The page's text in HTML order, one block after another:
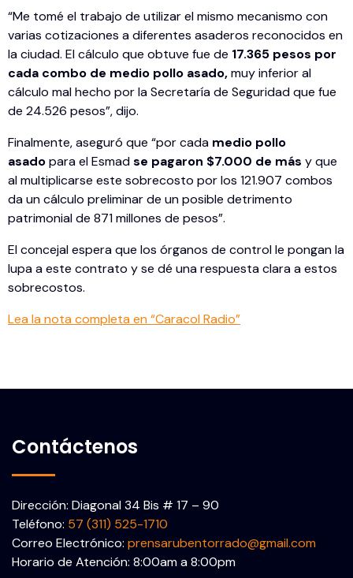
“Me tomé el trabajo de utilizar el mismo mecanismo con
varias cotizaciones a diferentes asaderos reconocidos en
la ciudad. El cálculo que obtuve fue de 17.365 pesos por
cada combo de medio pollo asado,muy inferior al
cálculo mal hecho por la Secretaría de Seguridad que fue
de 24.526 pesos”, dijo.
Finalmente, aseguró que “por cada medio pollo
asadopara el Esmadse pagaron $7.000 de más y que
al multiplicarse este sobrecosto por los 121.907 combos
da un cálculo preliminar de un posible detrimento
patrimonial de 871 millones de pesos”.
El concejal espera que los órganos de control le pongan la
lupa a este contrato y se dé una respuesta clara a estos
sobrecostos.
Lea la nota completa en “Caracol Radio”
Contáctenos
Dirección: Diagonal 34 Bis # 17 – 90
Teléfono: 57 (311) 525-1710
Correo Electrónico: prensarubentorrado@gmail.com
Horario de Atención: 8:00am a 8:00pm